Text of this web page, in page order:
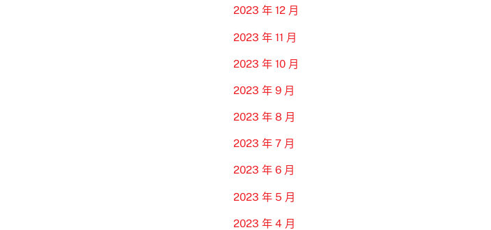
2023 年 12 月
2023 年 11 月
2023 年 10 月
2023 年 9 月
2023 年 8 月
2023 年 7 月
2023 年 6 月
2023 年 5 月
2023 年 4 月